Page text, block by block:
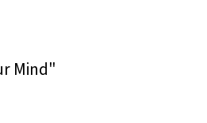
Mind"